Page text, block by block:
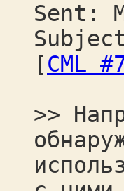
Sent:
[CML
>>